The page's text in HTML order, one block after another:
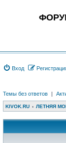
Вход
Темы без ответов |
KIVOK.RU ЛЕТНЯЯ